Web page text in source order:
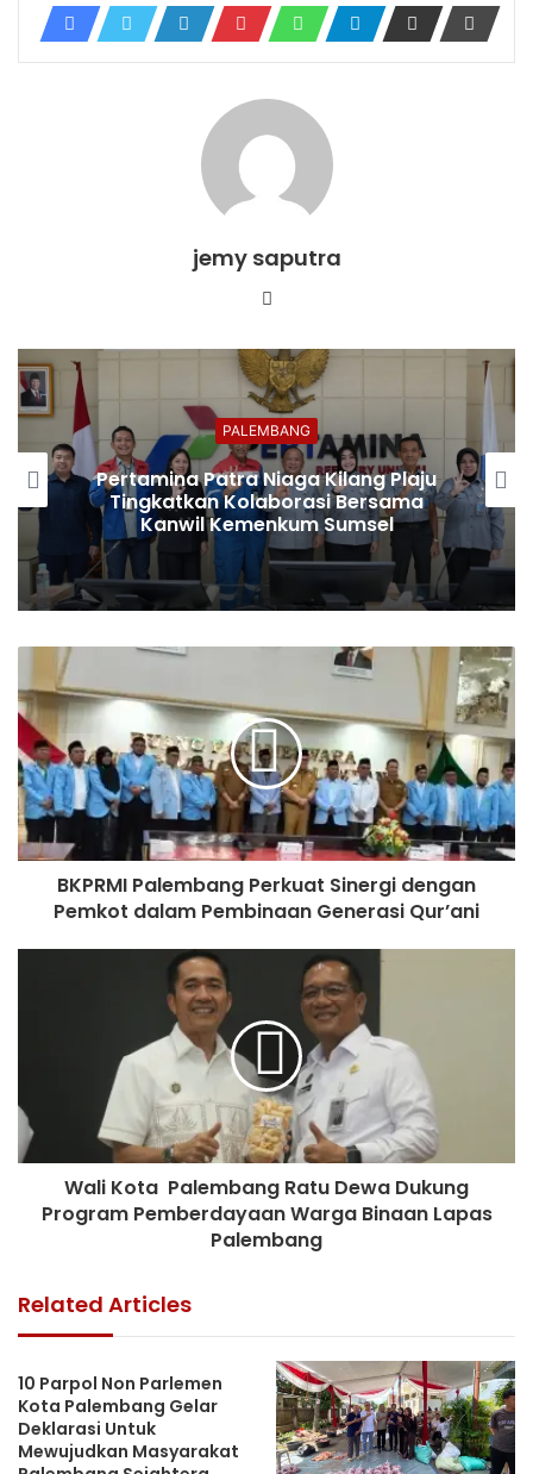
jemy saputra
Website
PALEMBANG
Pertamina Patra Niaga Kilang Plaju
Tingkatkan Kolaborasi Bersama
Kanwil Kemenkum Sumsel
BKPRMI Palembang Perkuat Sinergi dengan
Pemkot dalam Pembinaan Generasi Qur’ani
Wali Kota Palembang Ratu Dewa Dukung
Program Pemberdayaan Warga Binaan Lapas
Palembang
Related Articles
10 Parpol Non Parlemen
Kota Palembang Gelar
Deklarasi Untuk
Mewujudkan Masyarakat